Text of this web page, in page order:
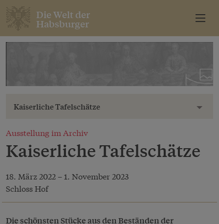
Die Welt der
Habsburger
Kaiserliche Tafelschätze
Ausstellung im Archiv
Kaiserliche Tafelschätze
18. März 2022 –1. November 2023
Schloss Hof
Die schönsten Stücke aus den Beständen der